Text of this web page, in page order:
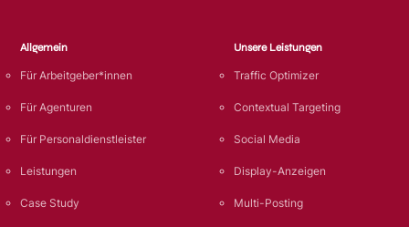
Allgemein
Für Arbeitgeber*innen
Für Agenturen
Für Personaldienstleister
Leistungen
Case Study
Unsere Leistungen
Traffic Optimizer
Contextual Targeting
Social Media
Display-Anzeigen
Multi-Posting